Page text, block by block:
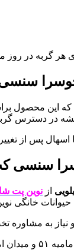
هر گربه در
این محصول
در دسترس
اسهال پس از
از نوین پت
از نوین پت
حیوانات خانگی
به مشاوره
کنید.